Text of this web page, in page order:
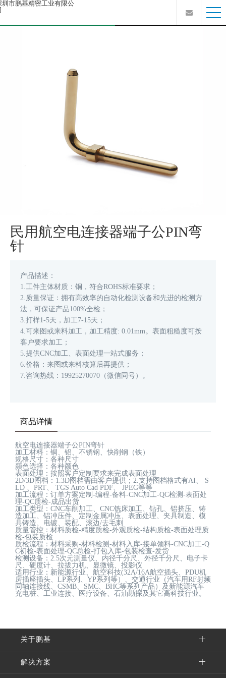
民用航空电连接器端子公PIN​弯
针
产品描述：
1.工件主体材质：铜，符合ROHS标准要求；
2.质量保证：拥有高效率的自动化检测设备和先进的检测方
法，可保证产品100%全检；
3.打样1-5天，加工7-15天；
4.可来图或来料加工，加工精度: 0.01mm。表面粗糙度可按
客户要求加工；
5.提供CNC加工、表面处理一站式服务；
6.价格：来图或来料核算后再提供；
7.咨询热线：19925270070（微信同号）。
商品详情
航空电连接器端子公PIN弯针
加工材料：铜、铝、不锈钢、快削钢（铁）
规格尺寸：各种尺寸
颜色选择：各种颜色
表面处理：按照客户定制要求来完成表面处理
2D/3D图档：1.3D图档需由客户提供；2.支持图档格式有AI、 S
LD 、PRT、 TGS Auto Cad PDF、 JPEG等等
加工流程：订单方案定制-编程-备料-CNC加工-QC检测-表面处
理-QC质检-成品出货
加工类型：CNC车削加工、CNC铣床加工、钻孔、铝挤压、铸
造加工、铝冲压件、定制金属冲压、表面处理、夹具制造、模
具铸造、电镀、装配、滚边/去毛刺
质量管控：材料质检-精度质检-外观质检-结构质检-表面处理质
检-包装质检
质检流程：材料采购-材料检测-材料入库-接单领料-CNC加工-Q
C初检-表面处理-QC总检-打包入库-包装检查-发货
检测设备：2.5次元测量仪、内径千分尺、外径千分尺、电子卡
尺、硬度计、拉拔力机、显微镜、投影仪
适用行业：新能源行业、航空科技(32A/16A航空插头、PDU机
房插座插头、LP系列、YP系列等）、交通行业（汽车用RF射频
同轴连接线、CSMB、SMC、BHC等系列产品）及新能源汽车
充电桩、工业连接、医疗设备、石油勘探及其它高科技行业。
关于鹏基
解决方案